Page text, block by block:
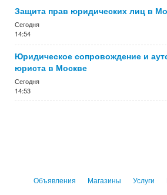
Защита прав юридических лиц в
Сегодня
14:54
Юридическое сопровождение и
юриста в Москве
Сегодня
14:53
Объявления Магазины Услуги